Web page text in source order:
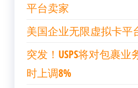
平台卖家
美国企业无限虚拟卡平
突发！USPS将对包裹业
时上调8%